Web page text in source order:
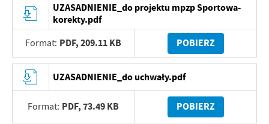
UZASADNIENIE_do projektu mpzp Sportowa-
korekty.pdf
Format: PDF,209.11 KB POBIERZ
UZASADNIENIE_do uchwały.pdf
Format: PDF,73.49 KB POBIERZ